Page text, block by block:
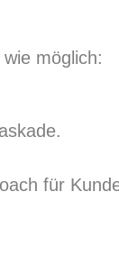
möglich:
für